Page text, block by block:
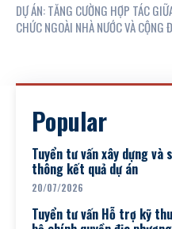
DỰ ÁN: TĂNG CƯỜNG HỢP TÁC
CHỨC NGOÀI NHÀ NƯỚC VÀ CỘNG
Popular
Tuyển tư vấn xây dựng
thông kết quả dự án
20/07/2026
Tuyển tư vấn Hỗ trợ kỹ